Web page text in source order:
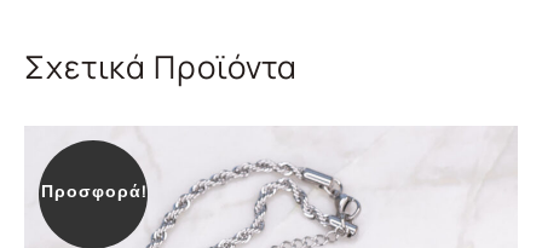
Σχετικά Προϊόντα
Προσφορά!